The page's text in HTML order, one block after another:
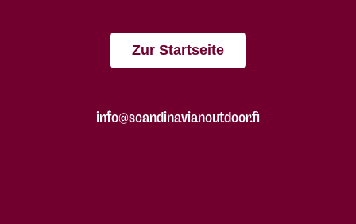
Zur Startseite
info@scandinavianoutdoor.fi